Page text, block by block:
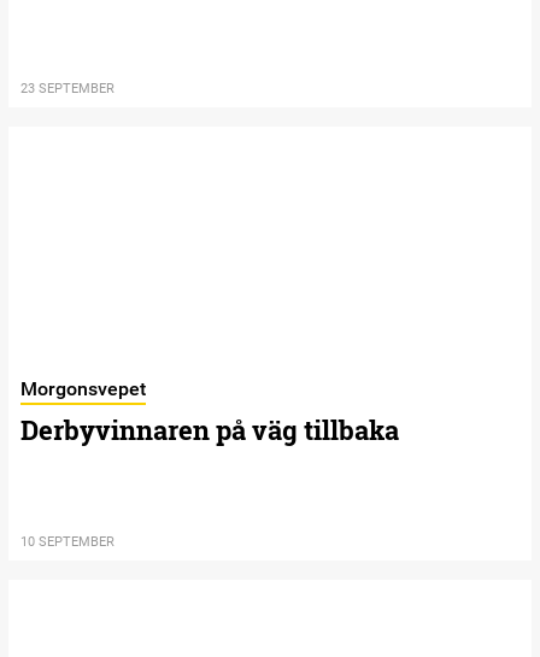
23 SEPTEMBER
Morgonsvepet
Derbyvinnaren på väg tillbaka
10 SEPTEMBER